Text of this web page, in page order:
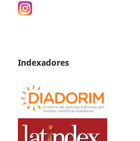
Indexadores